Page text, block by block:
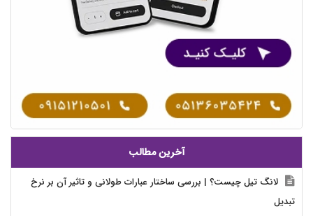
آخرین مطالب
لانگ تیل چیست؟ | بررسی ساختار عبارات طولانی و تاثیر آن بر نرخ
تبدیل